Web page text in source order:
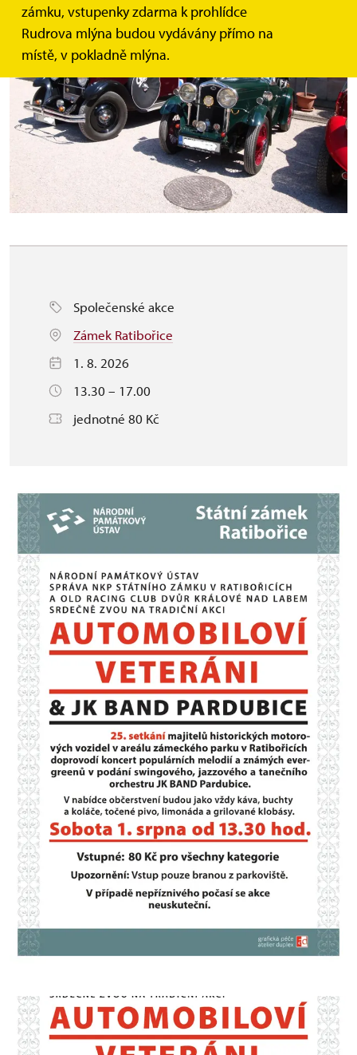
zámku, vstupenky zdarma k prohlídce
Rudrova mlýna budou vydávány přímo na
místě, v pokladně mlýna.
Společenské akce
Zámek Ratibořice
1. 8. 2026
13.30 – 17.00
jednotné 80 Kč